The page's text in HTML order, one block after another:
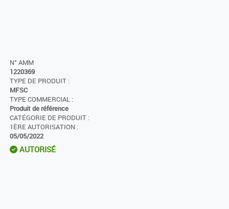
N° AMM
1220369
TYPE DE PRODUIT :
MFSC
TYPE COMMERCIAL :
Produit de référence
CATÉGORIE DE PRODUIT :
1ÈRE AUTORISATION :
05/05/2022
AUTORISÉ